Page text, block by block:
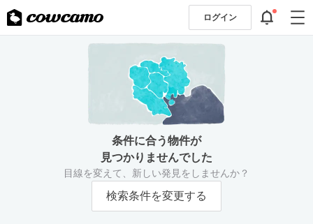
ログイン
条件に合う物件が
見つかりませんでした
目線を変えて、新しい発見をしませんか？
検索条件を変更する